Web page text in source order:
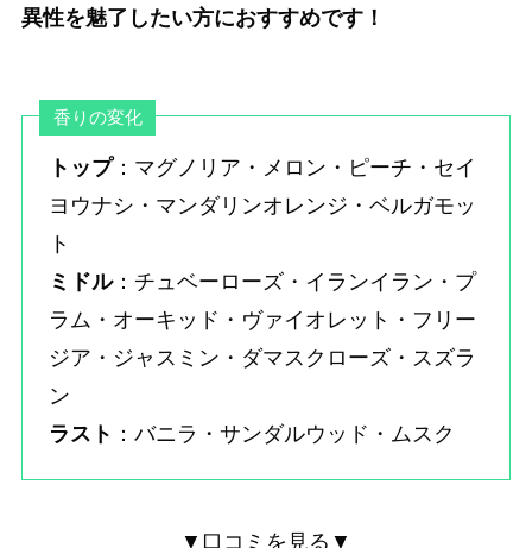
異性を魅了したい方におすすめです！
香りの変化
トップ：マグノリア・メロン・ピーチ・セイ
ヨウナシ・マンダリンオレンジ・ベルガモッ
ト
ミドル：チュベーローズ・イランイラン・プ
ラム・オーキッド・ヴァイオレット・フリー
ジア・ジャスミン・ダマスクローズ・スズラ
ン
ラスト ：バニラ・サンダルウッド・ムスク
▼口コミを見る▼